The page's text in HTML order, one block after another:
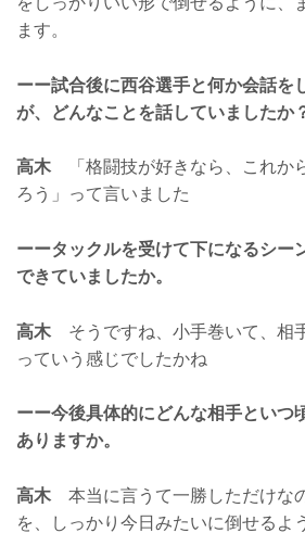
ます。
ーー試合後に西谷選手と何か会話を
が、どんなことを話していましたか
高木 「格闘技が好きなら、これか
ろう」って言いました
ーータックルを受けて下になるシー
できていましたか。
高木 そうですね、小手巻いて、相
っていう感じでしたかね
ーー今後具体的にどんな相手といつ
ありますか。
高木 本当に言うて一勝しただけな
を、しっかり今日みたいに倒せるよ